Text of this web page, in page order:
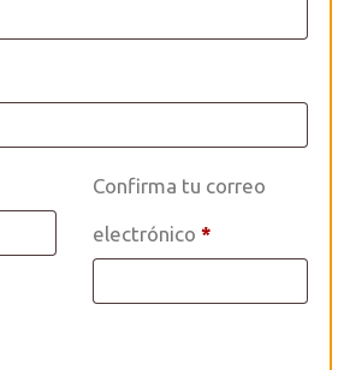
Confirma tu correo
electrónico *